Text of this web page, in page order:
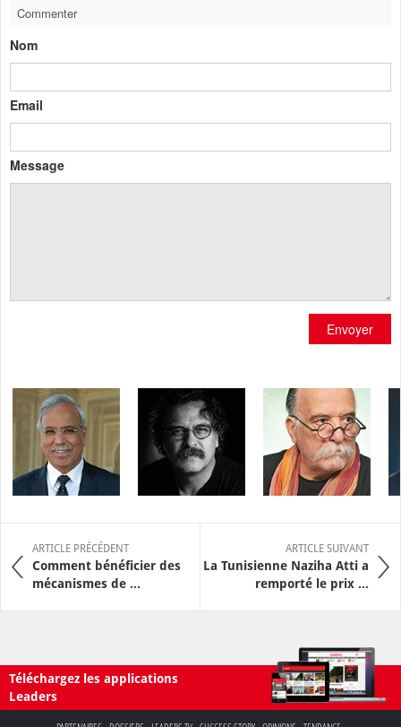
Commenter
Nom
Email
Message
Envoyer
ARTICLE PRÉCÉDENT
Comment bénéficier des
mécanismes de ...
ARTICLE SUIVANT
La Tunisienne Naziha Atti a
remporté le prix ...
Téléchargez les applications
Leaders